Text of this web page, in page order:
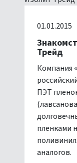
01.01.2015
Трейд
Компания
ПЭТ
пленками
аналогов.